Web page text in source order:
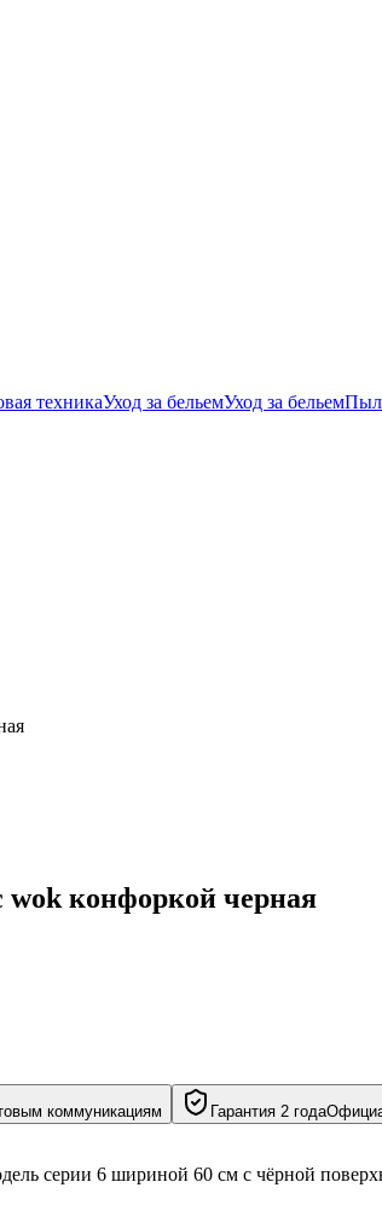
техникаУход за бельемУход за бельем
wok конфоркой черная
коммуникациям Гарантия 2 года